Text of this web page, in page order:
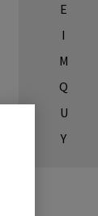
E
I
M
Q
U
Y